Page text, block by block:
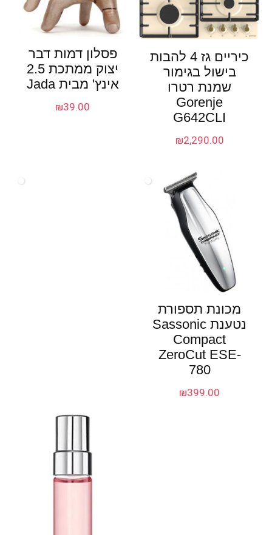
כיריים גז 4 להבות
בישול בגימור
שמנת רטרו
Gorenje
G642CLI
₪2,290.00
פסלון דמות דבר
יצוק ממתכת 2.5
אינץ' מבית Jada
₪39.00
מכונת תספורת
נטענת Sassonic
Compact
ZeroCut ESE-
780
₪399.00